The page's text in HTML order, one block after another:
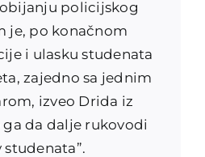
policijskog
je, po konačnom
i ulasku studenata
zajedno sa jednim
izveo Drida iz
da dalje rukovodi